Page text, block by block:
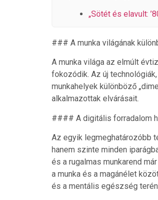
„Sötét és elavult:
### A munka világának
A munka világa az elmúlt
fokozódik. Az új
munkahelyek különböző
alkalmazottak elvárásait.
#### A digitális forradalom
Az egyik legmeghatározóbb
hanem szinte minden
és a rugalmas munkarend
a munka és a magánélet
és a mentális egészség